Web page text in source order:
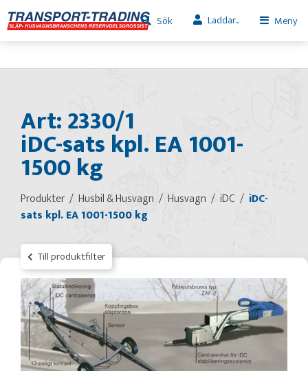
Sök Laddar... Meny
Art: 2330/1
iDC-sats kpl. EA 1001-
1500 kg
Produkter Husbil & Husvagn Husvagn iDC
iDC-
sats kpl. EA 1001-1500 kg
Till produktfilter